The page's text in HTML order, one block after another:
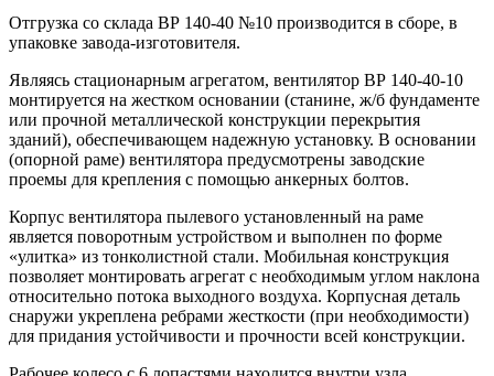
Отгрузка со склада ВР 140‑40 №10 производится в сборе, в
упаковке завода-изготовителя.
Являясь стационарным агрегатом, вентилятор ВР 140-40-10
монтируется на жестком основании (станине, ж/б фундаменте
или прочной металлической конструкции перекрытия
зданий), обеспечивающем надежную установку. В основании
(опорной раме) вентилятора предусмотрены заводские
проемы для крепления с помощью анкерных болтов.
Корпус вентилятора пылевого установленный на раме
является поворотным устройством и выполнен по форме
«улитка» из тонколистной стали. Мобильная конструкция
позволяет монтировать агрегат с необходимым углом наклона
относительно потока выходного воздуха. Корпусная деталь
снаружи укреплена ребрами жесткости (при необходимости)
для придания устойчивости и прочности всей конструкции.